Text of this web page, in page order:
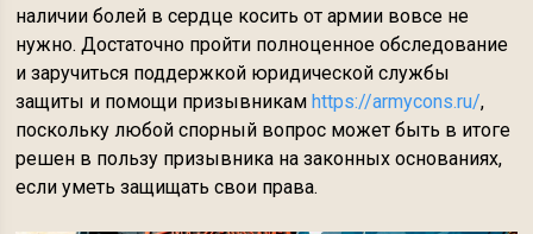
наличии болей в сердце косить от армии вовсе не
нужно. Достаточно пройти полноценное обследование
и заручиться поддержкой юридической службы
защиты и помощи призывникамhttps://armycons.ru/,
поскольку любой спорный вопрос может быть в итоге
решен в пользу призывника на законных основаниях,
если уметь защищать свои права.